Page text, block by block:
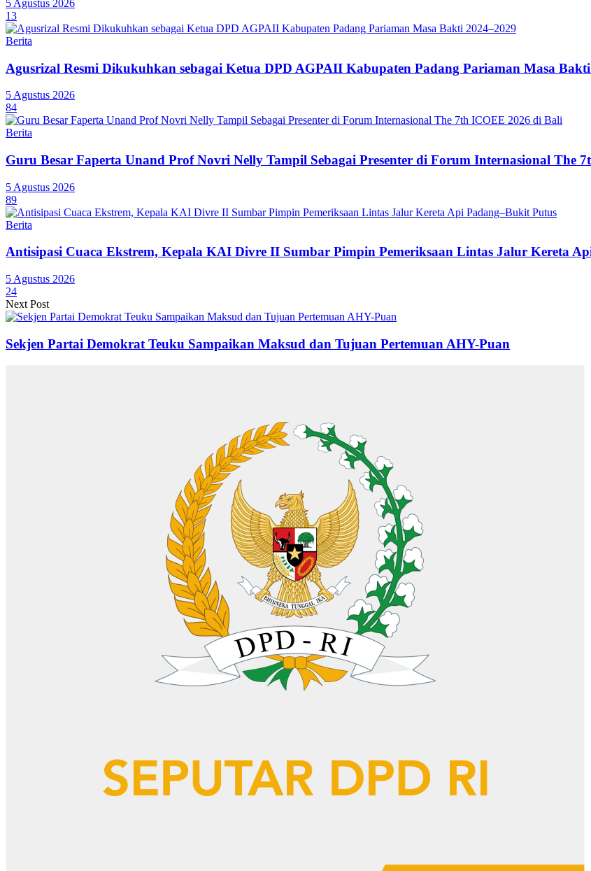
5 Agustus 2026
13
Berita
Agusrizal Resmi Dikukuhkan sebagai Ketua DPD AGPAII Kabupaten Padang Pariaman Masa Bakti
5 Agustus 2026
84
Berita
Guru Besar Faperta Unand Prof Novri Nelly Tampil Sebagai Presenter di Forum Internasional The
5 Agustus 2026
89
Berita
Antisipasi Cuaca Ekstrem, Kepala KAI Divre II Sumbar Pimpin Pemeriksaan Lintas Jalur Kereta
5 Agustus 2026
24
Next Post
Sekjen Partai Demokrat Teuku Sampaikan Maksud dan Tujuan Pertemuan AHY-Puan